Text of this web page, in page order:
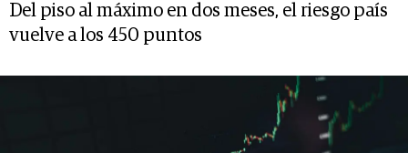
Del piso al máximo en dos meses, el riesgo país
vuelve a los 450 puntos